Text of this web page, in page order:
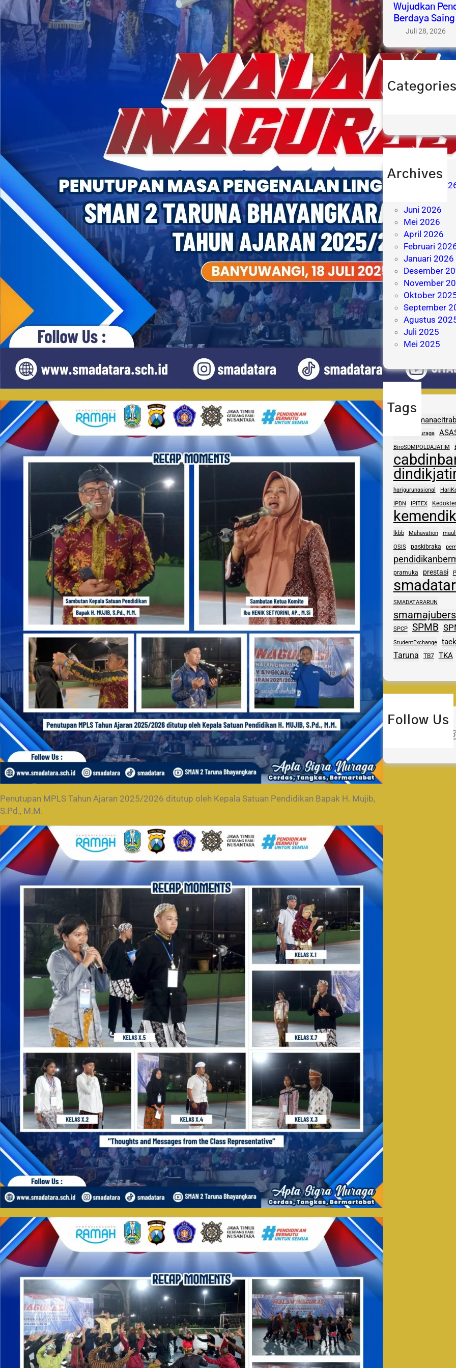
Penutupan MPLS Tahun Ajaran 2025/2026 ditutup oleh Kepala Satuan Pendidikan Bapak H. Mujib,
S.Pd., M.M.
Wujudkan
Berdaya Saing
Juli 28, 2026
Categories
Archives
Agustus
Juni 2026
Mei 2026
April 2026
Februari
Januari 2026
Desember
November
Oktober
September
Agustus
Juli 2025
Mei 2025
Tags
aptasigranuraga
BiroSDMPOLDAJATIM
harigurunasional
IPDN IPITEX
lkbb Mahavation
OSIS paskibraka
pramuka prestasi
SMADATARARUN
SPCP SPMB
StudentExchange
Taruna TB7 TKA
Follow Us